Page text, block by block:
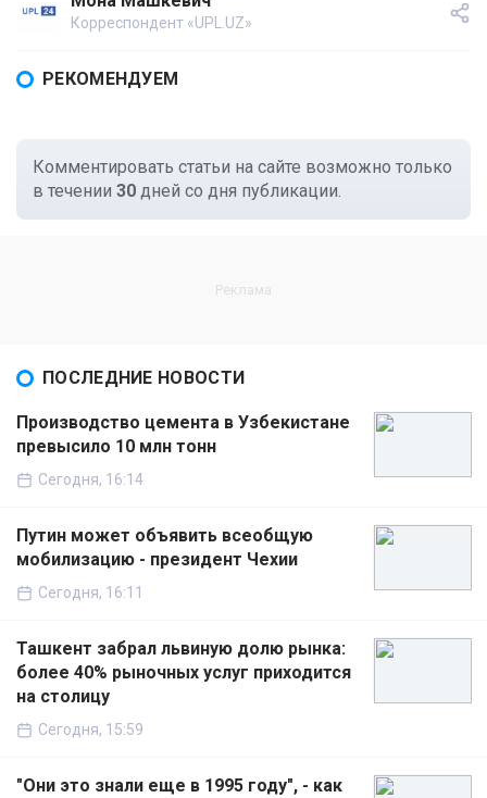
Корреспондент «UPL.UZ»
РЕКОМЕНДУЕМ
Комментировать статьи на сайте возможно только
в течении 30 дней со дня публикации.
ПОСЛЕДНИЕ НОВОСТИ
Производство цемента в Узбекистане
превысило 10 млн тонн
Сегодня, 16:14
Путин может объявить всеобщую
мобилизацию - президент Чехии
Сегодня, 16:11
Ташкент забрал львиную долю рынка:
более 40% рыночных услуг приходится
на столицу
Сегодня, 15:59
"Они это знали еще в 1995 году", - как